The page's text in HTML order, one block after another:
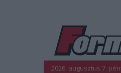
2026. augusztus 7.